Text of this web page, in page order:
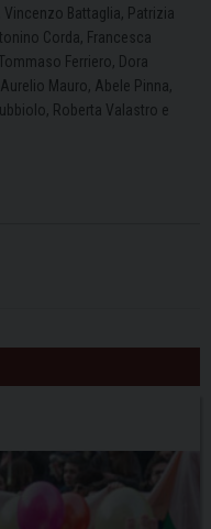
Battaglia, Patrizia
Corda, Francesca
Ferriero, Dora
Mauro, Abele Pinna,
Roberta Valastro e